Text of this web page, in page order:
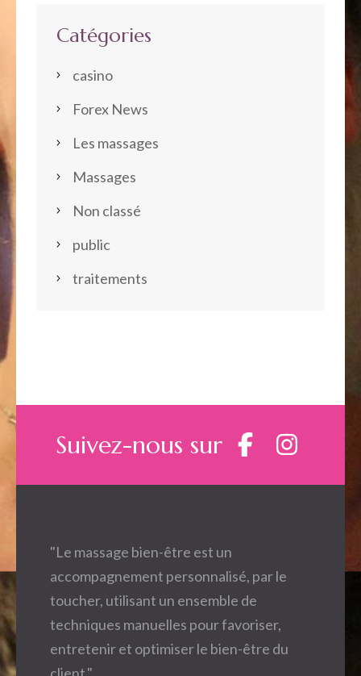
Catégories
casino
Forex News
Les massages
Massages
Non classé
public
traitements
Suivez-nous sur
"Le massage bien-être est un
accompagnement personnalisé, par le
toucher, utilisant un ensemble de
techniques manuelles pour favoriser,
entretenir et optimiser le bien-être du